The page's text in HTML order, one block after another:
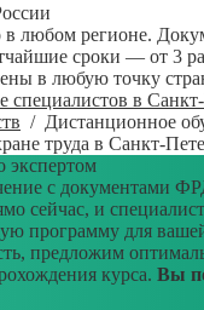
в любом регионе.
сроки — от 3
в любую точку
специалистов в
/ Дистанционное
труда в Санкт-
экспертом
с документами
сейчас, и
программу для
предложим
курса. Вы